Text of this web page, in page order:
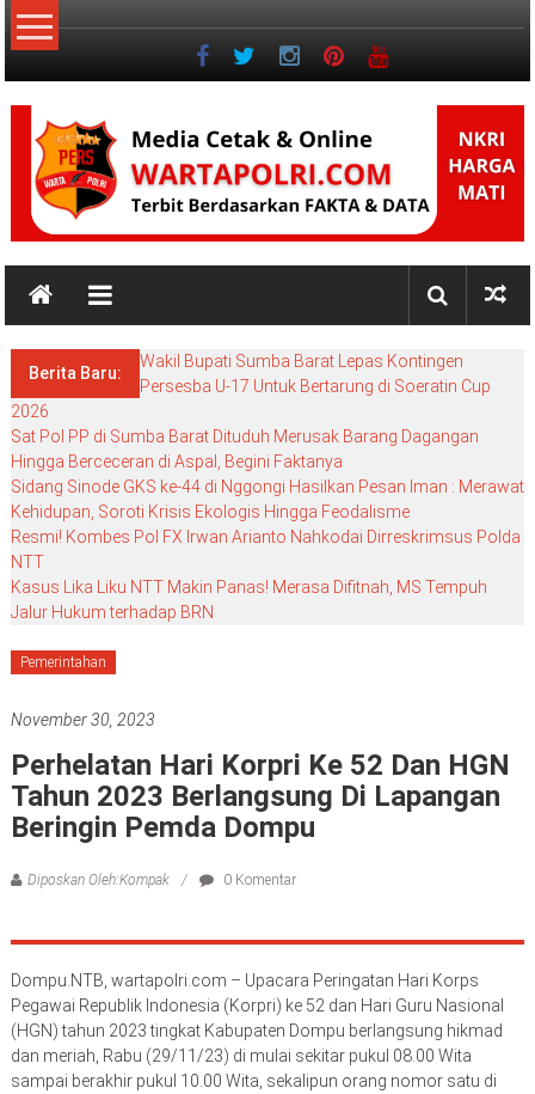
Lompat
ke
NKRI
NKRI
MATIBerita Baru:
Wakil Bupati Sumba Barat Lepas Kontingen
Persesba U-17 Untuk Bertarung di Soeratin Cup
2026
Sat Pol PP di Sumba Barat Dituduh Merusak Barang Dagangan
Hingga Berceceran di Aspal, Begini Faktanya
Sidang Sinode GKS ke-44 di Nggongi Hasilkan Pesan Iman : Merawat
Kehidupan, Soroti Krisis Ekologis Hingga Feodalisme
Resmi! Kombes Pol FX Irwan Arianto Nahkodai Dirreskrimsus Polda
NTT
Kasus Lika Liku NTT Makin Panas! Merasa Difitnah, MS Tempuh
Jalur Hukum terhadap BRN
Pemerintahan
November 30, 2023
Perhelatan Hari Korpri Ke 52 Dan HGN
Tahun 2023 Berlangsung Di Lapangan
Beringin Pemda Dompu
Diposkan Oleh:Kompak 0 Komentar
Dompu.NTB, wartapolri.com – Upacara Peringatan Hari Korps
Pegawai Republik Indonesia (Korpri) ke 52 dan Hari Guru Nasional
(HGN) tahun 2023 tingkat Kabupaten Dompu berlangsung hikmad
dan meriah, Rabu (29/11/23) di mulai sekitar pukul 08.00 Wita
sampai berakhir pukul 10.00 Wita, sekalipun orang nomor satu di